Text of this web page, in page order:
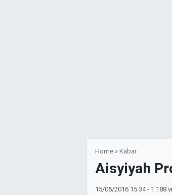
Home »Kabar
Aisyiyah
15/05/2016 15:34- 1.188